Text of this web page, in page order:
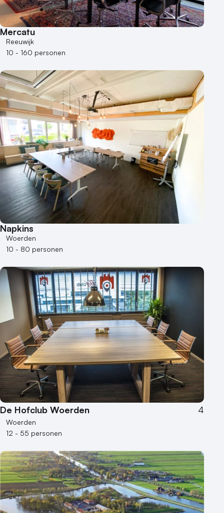
Mercatu
Reeuwijk
10 - 160 personen
Napkins
Woerden
10 - 80 personen
De Hofclub Woerden 4
Woerden
12 - 55 personen